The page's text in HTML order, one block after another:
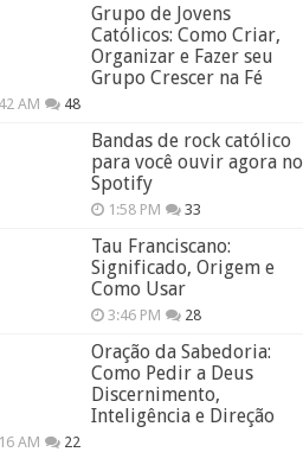
Grupo de Jovens
Católicos: Como Criar,
Organizar e Fazer seu
Grupo Crescer na Fé
AM 48
Bandas de rock católico
para você ouvir agora no
Spotify
1:58 PM 33
Tau Franciscano:
Significado, Origem e
Como Usar
3:46 PM 28
Oração da Sabedoria:
Como Pedir a Deus
Discernimento,
Inteligência e Direção
AM 22